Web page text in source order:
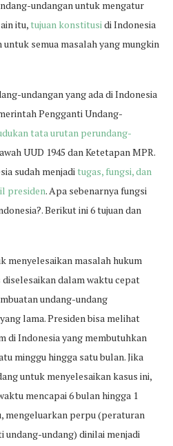
undangan untuk mengatur
itu,tujuan konstitusidi Indonesia
untuk semua masalah yang mungkin
undangan yang ada di Indonesia
Pengganti Undang-
tata urutan perundang-
UUD 1945 dan Ketetapan MPR.
sudah menjaditugas, fungsi, dan
presiden. Apa sebenarnya fungsi
Berikut ini 6 tujuan dan
menyelesaikan masalah hukum
diselesaikan dalam waktu cepat
undang-undang
lama. Presiden bisa melihat
di Indonesia yang membutuhkan
minggu hingga satu bulan. Jika
untuk menyelesaikan kasus ini,
mencapai 6 bulan hingga 1
mengeluarkan perpu (peraturan
undang-undang) dinilai menjadi